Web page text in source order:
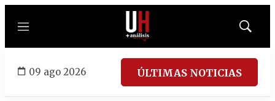
Menú
Mostrar
09 ago 2026 ÚLTIMAS NOTICIAS